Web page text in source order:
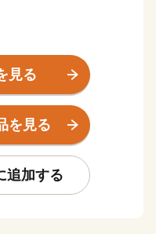
特色ある豊かな自然風
、いわしのゴマ漬
います。また、農業も
はじめ、米、メロン、
見る
を見る
追加する